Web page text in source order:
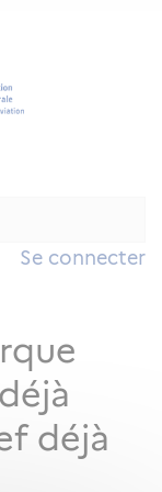
Se connecter
déjà